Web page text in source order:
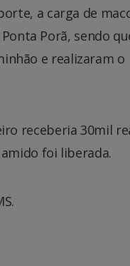
a carga de
Porã, sendo
e realizaram o
receberia 30mil
foi liberada.